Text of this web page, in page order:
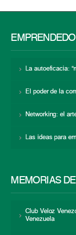
La autoeficacia:
El poder de la
Networking: el
Las ideas para
MEMORIAS
Club Veloz
Venezuela